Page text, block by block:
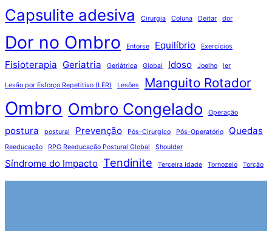
Capsulite adesiva Cirurgia Coluna Deitar dor
Dor no Ombro Entorse Equilíbrio Exercícios
Fisioterapia Geriatria Geriátrica Global Idoso Joelho ler
Lesão por Esforço Repetitivo (LER) Lesões Manguito Rotador
Ombro Ombro Congelado Operação
postura postural Prevenção Pós-Cirurgico Pós-Operatório Quedas
Reeducação RPG Reeducação Postural Global Shoulder
Síndrome do Impacto Tendinite Terceira Idade Tornozelo Torção